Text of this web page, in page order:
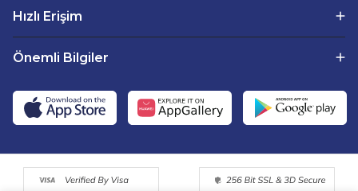
Hızlı Erişim
Önemli Bilgiler